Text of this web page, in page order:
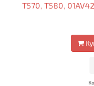
T570, T580,